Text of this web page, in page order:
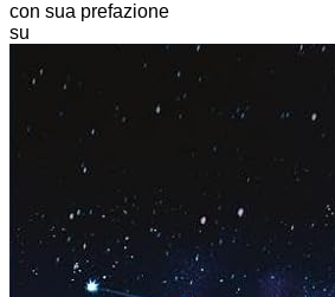
con sua prefazione